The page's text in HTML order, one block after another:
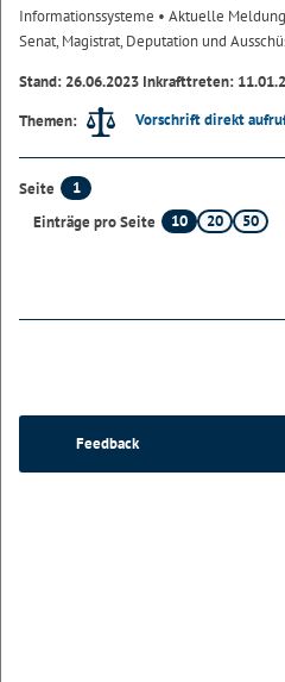
Informationssysteme • Aktuelle
Senat, Magistrat, Deputation und
Stand: 26.06.2023 Inkrafttreten:
Themen:
Vorschrift direkt
Seite
1
Einträge pro Seite
10 20 50
Feedback